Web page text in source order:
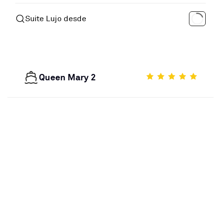
Suite Lujo desde
Queen Mary 2